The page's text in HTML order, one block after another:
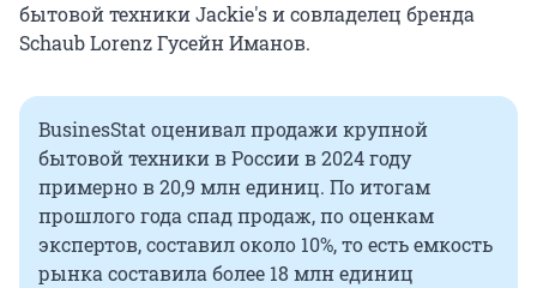
бытовой техники Jackie's и совладелец бренда
Schaub Lorenz Гусейн Иманов.
BusinesStat оценивал продажи крупной
бытовой техники в России в 2024 году
примерно в 20,9 млн единиц. По итогам
прошлого года спад продаж, по оценкам
экспертов, составил около 10%, то есть емкость
рынка составила более 18 млн единиц